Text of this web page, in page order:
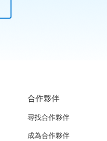
合作夥伴
尋找合作夥伴
成為合作夥伴